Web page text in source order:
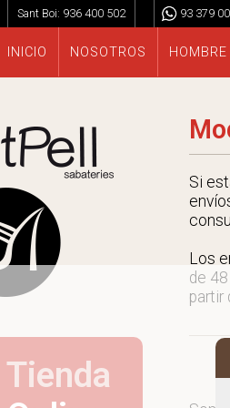
Sant Boi: 936 400 502 93 379
INICIO NOSOTROS HOMBRE
Tienda
Si
Los
de
partir